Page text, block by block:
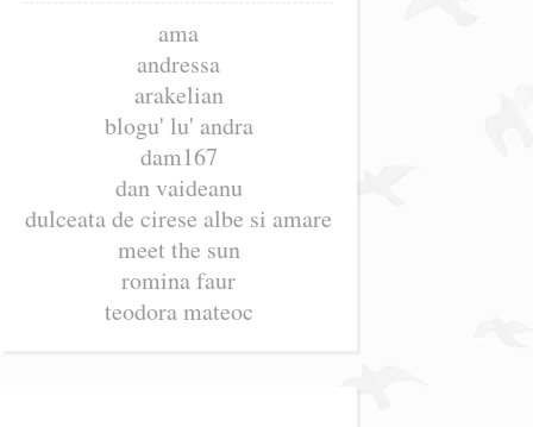
ama
andressa
arakelian
blogu' lu' andra
dam167
dan vaideanu
dulceata de cirese albe si amare
meet the sun
romina faur
teodora mateoc